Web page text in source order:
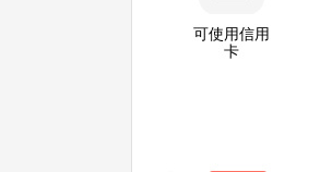
可使用信用
卡